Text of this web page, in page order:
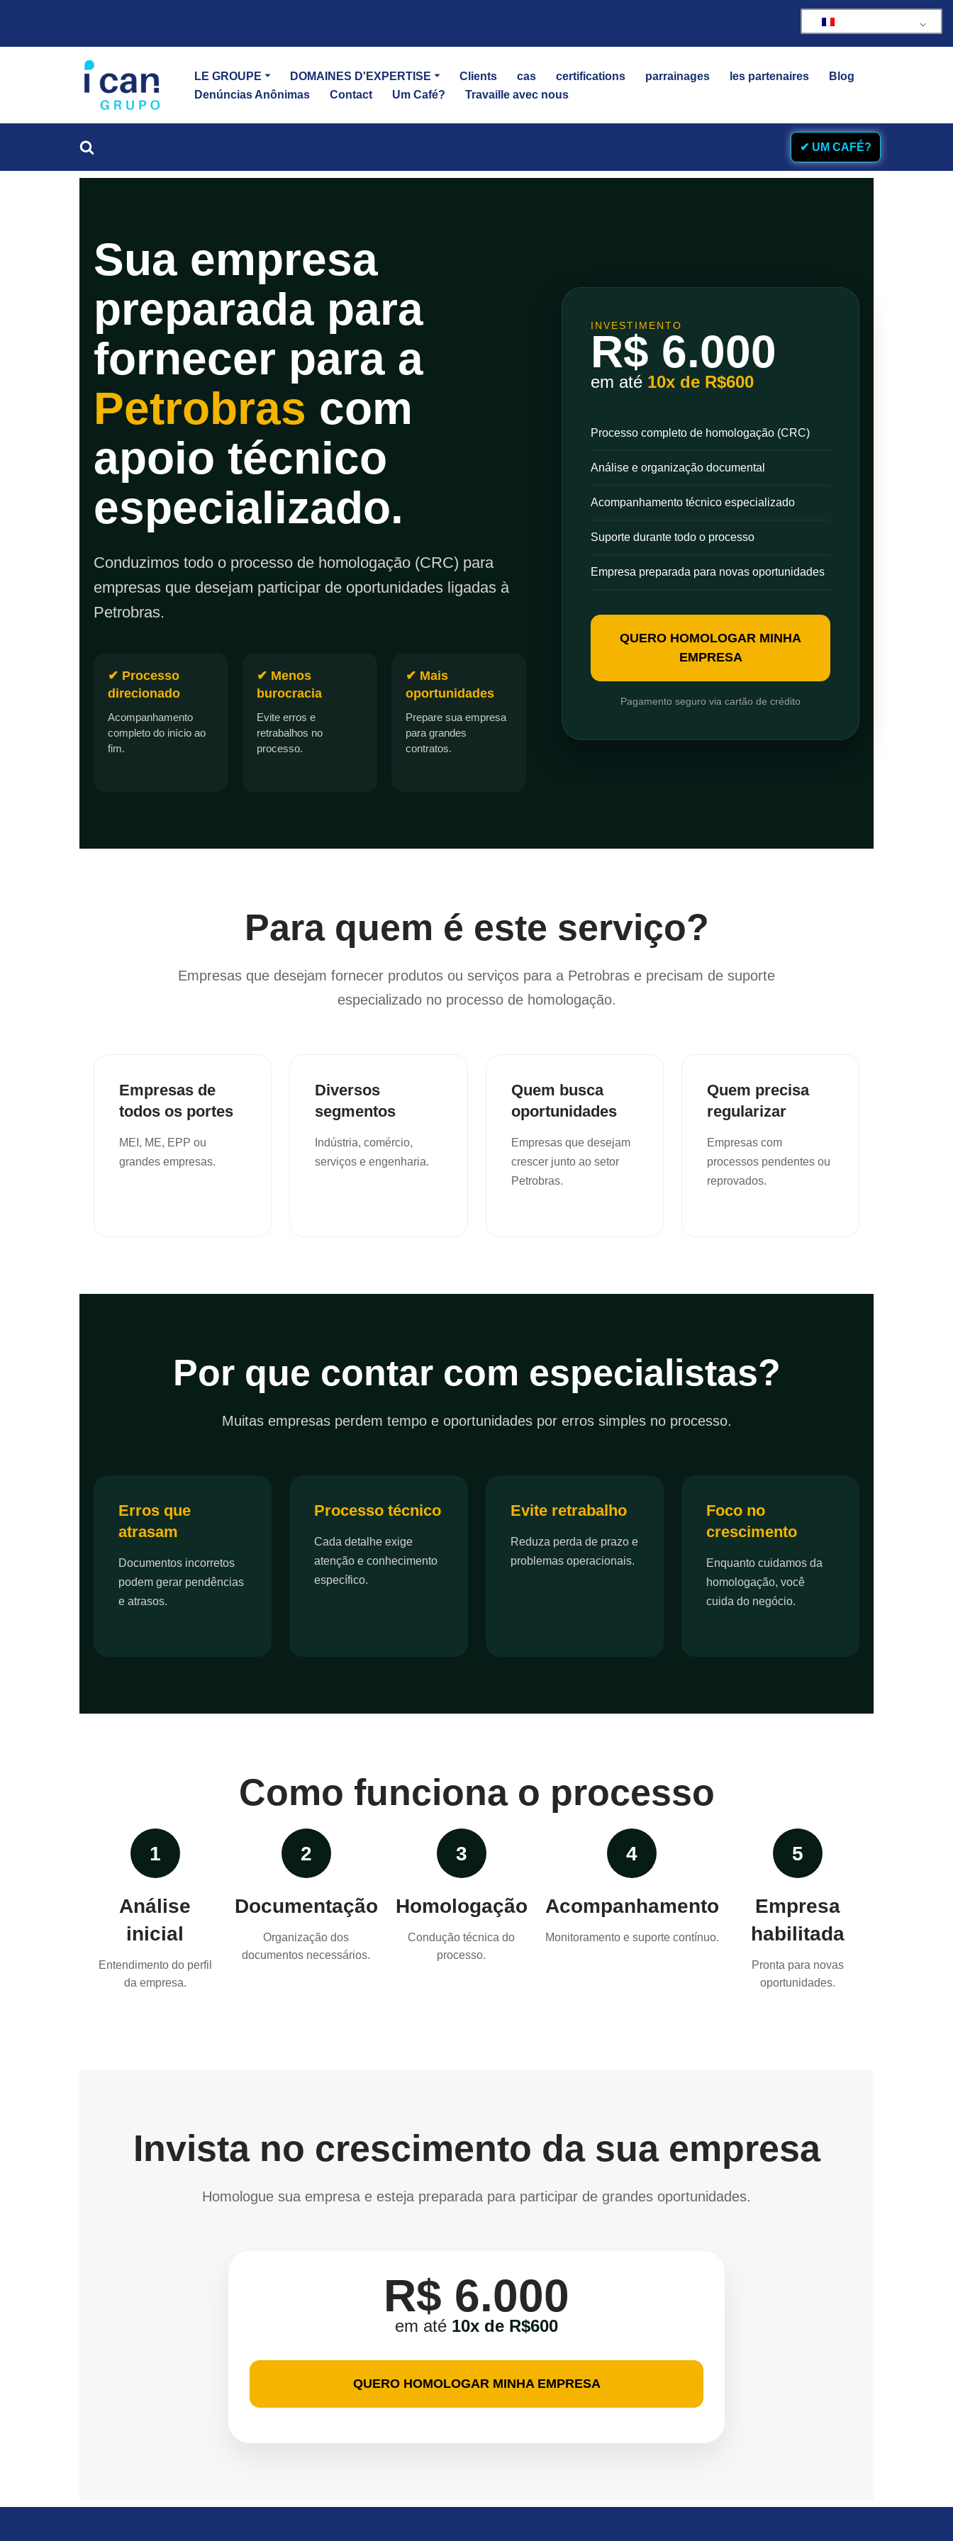
LE GROUPE DOMAINES D'EXPERTISE Clients cas certifications parrainages les partenaires
Blog
Denúncias Anônimas
Contact Um Café? Travaille avec nous
✔ UM CAFÉ?
Sua empresa
preparada para
fornecer para a
Petrobras com
apoio técnico
especializado.
Conduzimos todo o processo de homologação (CRC) para
empresas que desejam participar de oportunidades ligadas à
Petrobras.
✔ Processo
direcionado
Acompanhamento
completo do início ao
fim.
✔ Menos
burocracia
Evite erros e
retrabalhos no
processo.
✔ Mais
oportunidades
Prepare sua empresa
para grandes
contratos.
INVESTIMENTO
R$ 6.000
em até 10x de R$600
Processo completo de homologação (CRC)
Análise e organização documental
Acompanhamento técnico especializado
Suporte durante todo o processo
Empresa preparada para novas oportunidades
QUERO HOMOLOGAR MINHA
EMPRESA
Pagamento seguro via cartão de crédito
Para quem é este serviço?
Empresas que desejam fornecer produtos ou serviços para a Petrobras e precisam de suporte
especializado no processo de homologação.
Empresas de
todos os portes
MEI, ME, EPP ou
grandes empresas.
Diversos
segmentos
Indústria, comércio,
serviços e engenharia.
Quem busca
oportunidades
Empresas que desejam
crescer junto ao setor
Petrobras.
Quem precisa
regularizar
Empresas com
processos pendentes ou
reprovados.
Por que contar com especialistas?
Muitas empresas perdem tempo e oportunidades por erros simples no processo.
Erros que
atrasam
Documentos incorretos
podem gerar pendências
e atrasos.
Processo técnico
Cada detalhe exige
atenção e conhecimento
específico.
Evite retrabalho
Reduza perda de prazo e
problemas operacionais.
Foco no
crescimento
Enquanto cuidamos da
homologação, você
cuida do negócio.
Como funciona o processo
1
Análise
inicial
Entendimento do perfil
da empresa.
2
Documentação
Organização dos
documentos necessários.
3
Homologação
Condução técnica do
processo.
4
Acompanhamento
Monitoramento e suporte contínuo.
5
Empresa
habilitada
Pronta para novas
oportunidades.
Invista no crescimento da sua empresa
Homologue sua empresa e esteja preparada para participar de grandes oportunidades.
R$ 6.000
em até 10x de R$600
QUERO HOMOLOGAR MINHA EMPRESA